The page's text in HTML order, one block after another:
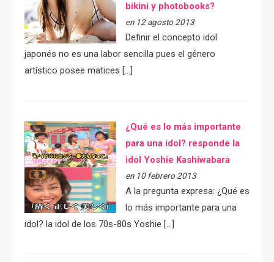
bikini y photobooks?
en 12 agosto 2013
Definir el concepto idol
japonés no es una labor sencilla pues el género
artístico posee matices […]
¿Qué es lo más importante
para una idol? responde la
idol Yoshie Kashiwabara
en 10 febrero 2013
A la pregunta expresa: ¿Qué es
lo más importante para una
idol? la idol de los 70s-80s Yoshie […]